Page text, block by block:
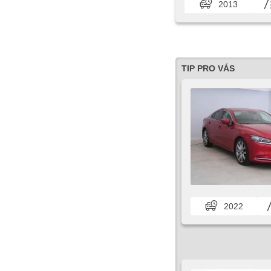
2013
TIP PRO VÁS
2022